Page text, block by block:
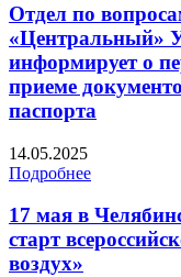
Отдел по
«Центральный»
информирует о
приеме
паспорта
14.05.2025
Подробнее
17 мая в
старт
воздух»